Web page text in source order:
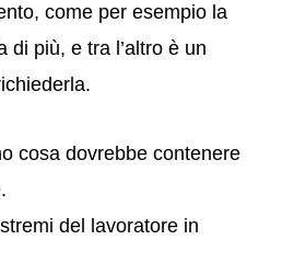
come per esempio la
di più, e tra l’altro è un
cosa dovrebbe contenere
del lavoratore in